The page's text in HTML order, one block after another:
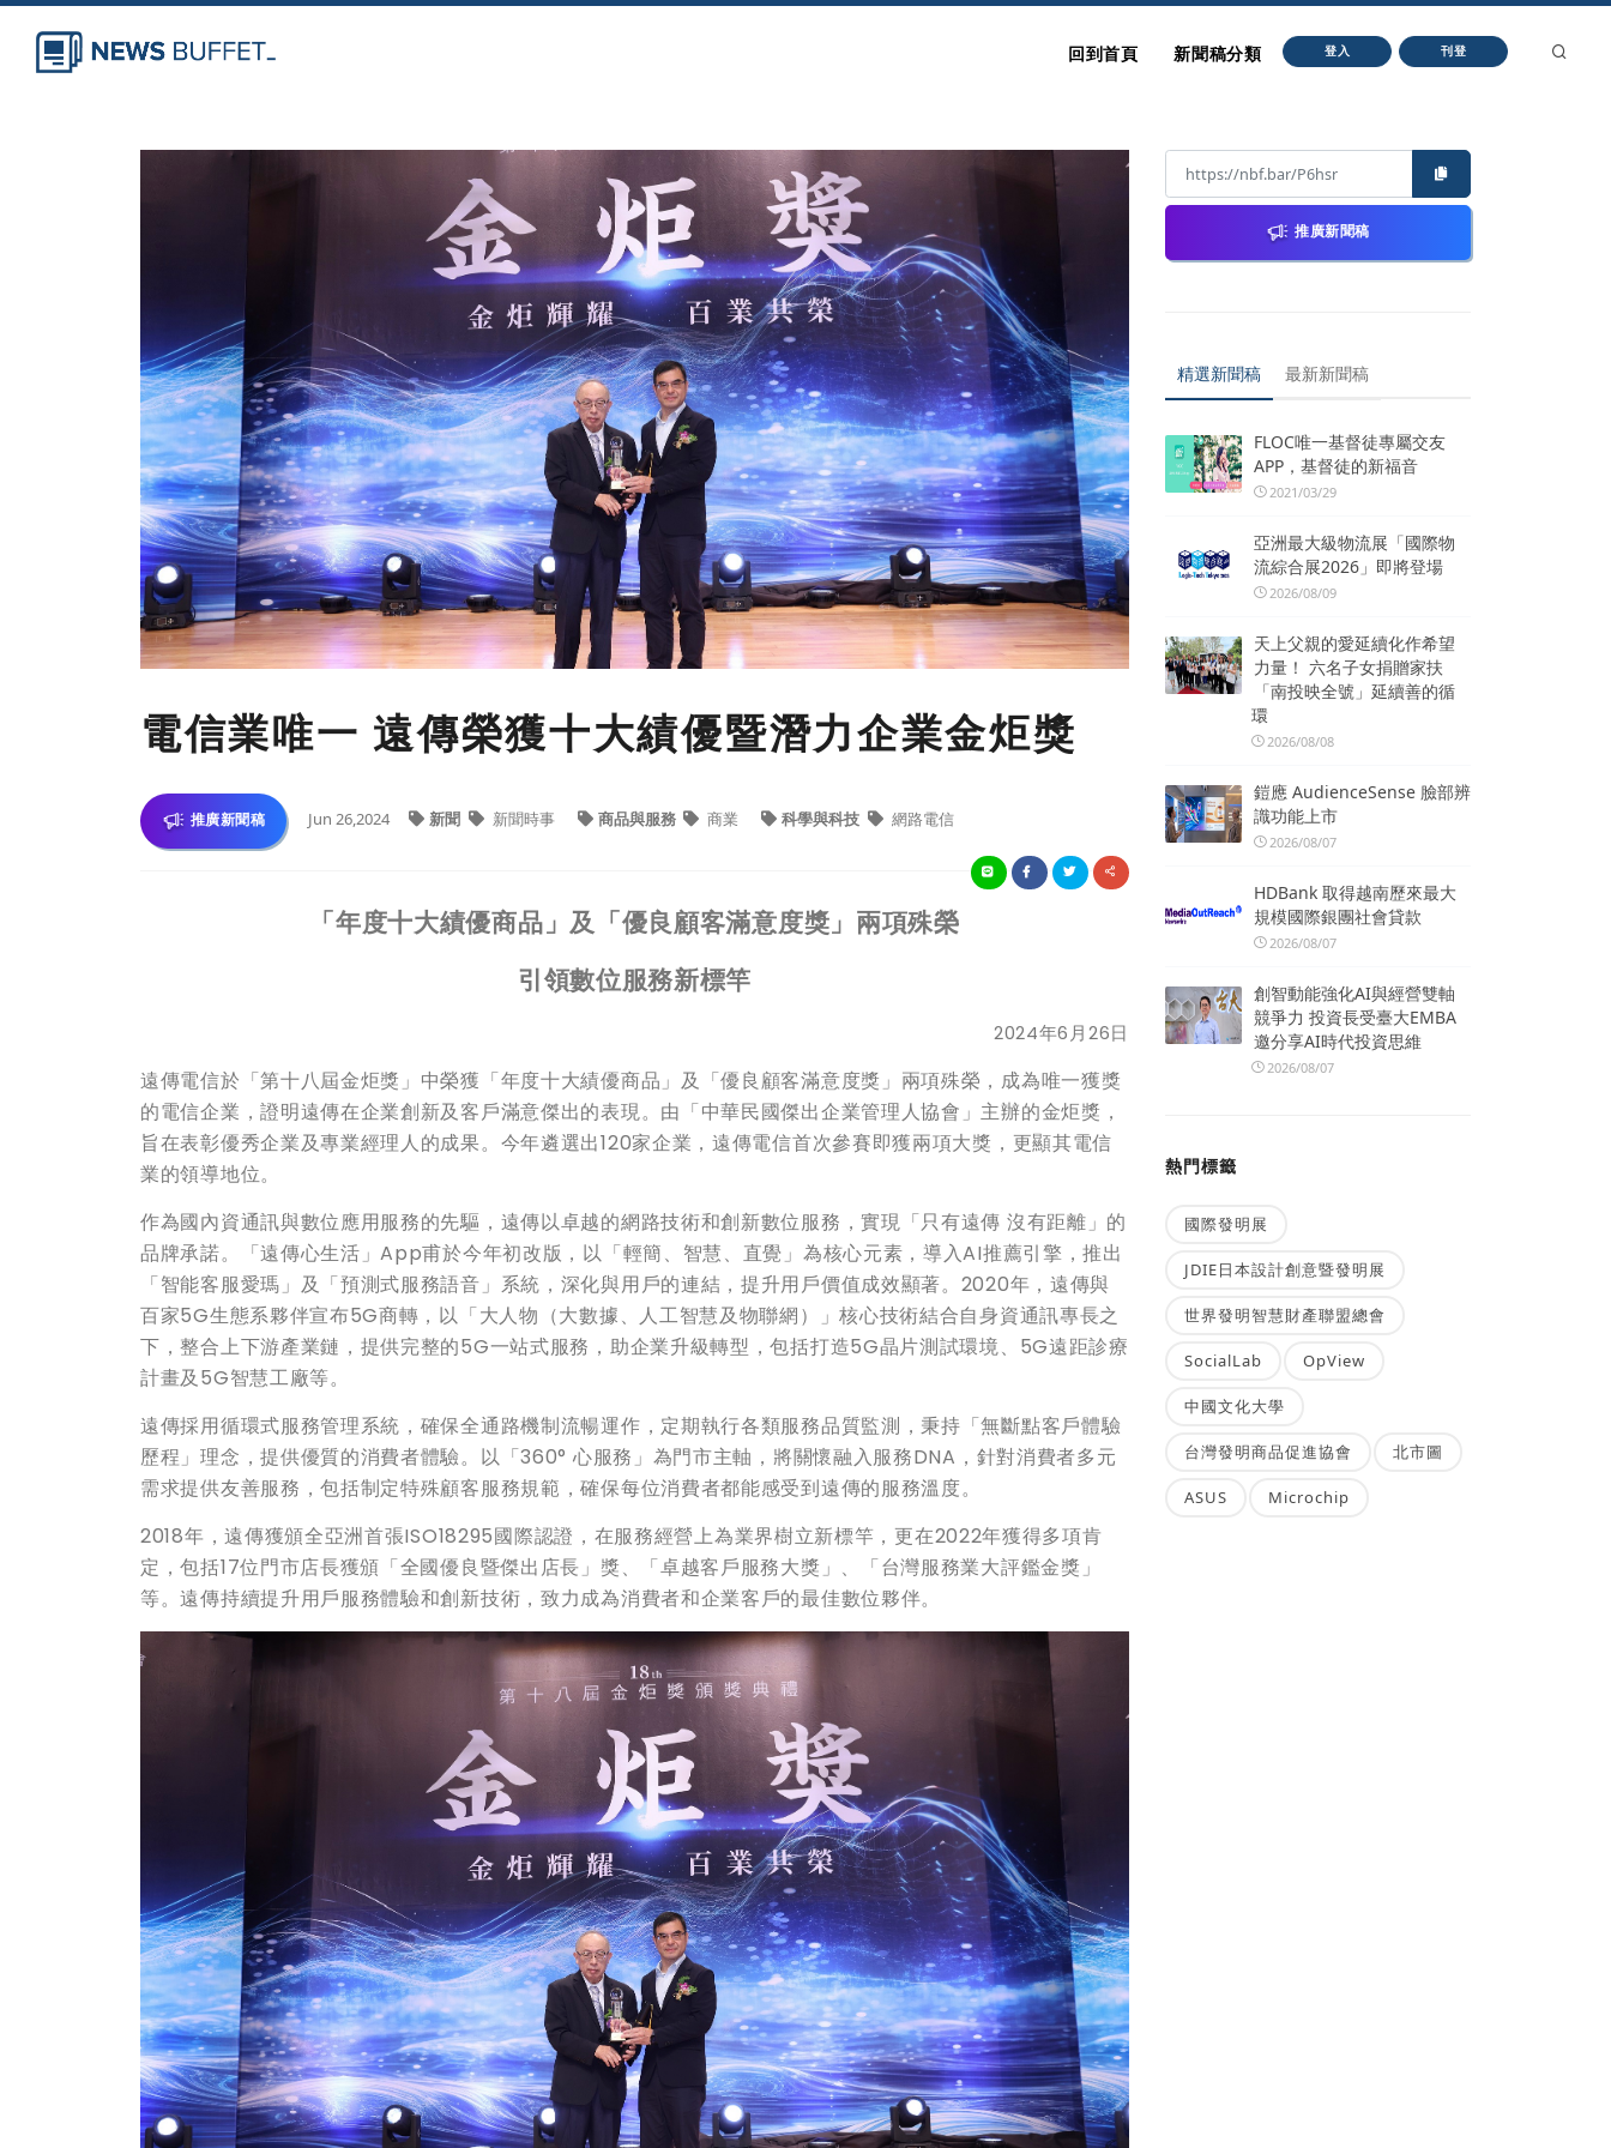
回到首頁 新聞稿分類 登入 刊登
電信業唯一 遠傳榮獲十大績優暨潛力企業金炬獎
推廣新聞稿 Jun 26,2024 新聞 新聞時事 商品與服務 商業 科學與科技 網路電信
「年度十大績優商品」及「優良顧客滿意度獎」兩項殊榮
引領數位服務新標竿
2024年6 月 26日
遠傳電信於「第十八屆金炬獎」中榮獲「年度十大績優商品」及「優良顧客滿意度獎」兩項殊榮，成為唯一獲獎
的電信企業，證明遠傳在企業創新及客戶滿意傑出的表現。由「中華民國傑出企業管理人協會」主辦的金炬獎，
旨在表彰優秀企業及專業經理人的成果。今年遴選出120家企業，遠傳電信首次參賽即獲兩項大獎，更顯其電信
業的領導地位。
作為國內資通訊與數位應用服務的先驅，遠傳以卓越的網路技術和創新數位服務，實現「只有遠傳 沒有距離」的
品牌承諾。「遠傳心生活」App甫於今年初改版，以「輕簡、智慧、直覺」為核心元素，導入AI推薦引擎，推出
「智能客服愛瑪」及「預測式服務語音」系統，深化與用戶的連結，提升用戶價值成效顯著。2020年，遠傳與
百家5G生態系夥伴宣布5G商轉，以「大人物（大數據、人工智慧及物聯網）」核心技術結合自身資通訊專長之
下，整合上下游產業鏈，提供完整的5G一站式服務，助企業升級轉型，包括打造5G晶片測試環境、5G遠距診療
計畫及5G智慧工廠等。
遠傳採用循環式服務管理系統，確保全通路機制流暢運作，定期執行各類服務品質監測，秉持「無斷點客戶體驗
歷程」理念，提供優質的消費者體驗。以「360° 心服務」為門市主軸，將關懷融入服務DNA，針對消費者多元
需求提供友善服務，包括制定特殊顧客服務規範，確保每位消費者都能感受到遠傳的服務溫度。
2018年，遠傳獲頒全亞洲首張ISO18295國際認證，在服務經營上為業界樹立新標竿，更在2022年獲得多項肯
定，包括17位門市店長獲頒「全國優良暨傑出店長」獎、「卓越客戶服務大獎」、「台灣服務業大評鑑金獎」
等。遠傳持續提升用戶服務體驗和創新技術，致力成為消費者和企業客戶的最佳數位夥伴。
推廣新聞稿
精選新聞稿 最新新聞稿
FLOC唯一基督徒專屬交友
APP，基督徒的新福音
2021/03/29
亞洲最大級物流展「國際物
流綜合展2026」即將登場
2026/08/09
天上父親的愛延續化作希望
力量！ 六名子女捐贈家扶
「南投映全號」延續善的循
環
2026/08/08
鎧應 AudienceSense 臉部辨
識功能上市
2026/08/07
HDBank 取得越南歷來最大
規模國際銀團社會貸款
2026/08/07
創智動能強化AI與經營雙軸
競爭力 投資長受臺大EMBA
邀分享AI時代投資思維
2026/08/07
熱門標籤
國際發明展
JDIE日本設計創意暨發明展
世界發明智慧財產聯盟總會
SocialLab OpView
中國文化大學
台灣發明商品促進協會 北市圖
ASUS Microchip